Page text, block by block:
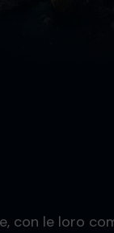
con le loro